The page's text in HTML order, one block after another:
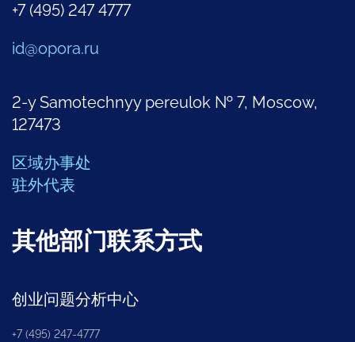
+7 (495) 247 4777
id@opora.ru
2-y Samotechnyy pereulok № 7, Moscow,
127473
区域办事处
驻外代表
其他部门联系方式
创业问题分析中心
+7 (495) 247-4777